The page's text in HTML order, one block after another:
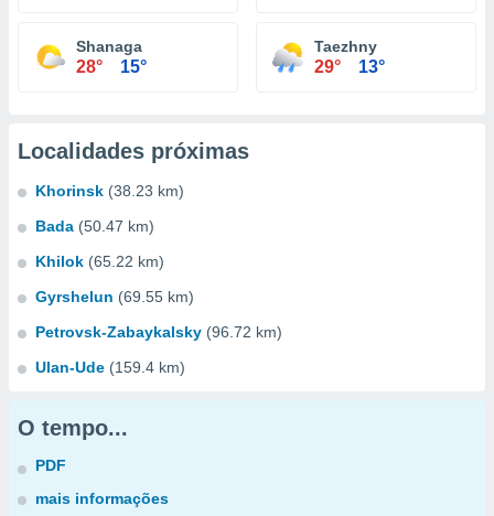
Shanaga
28° 15°
Taezhny
29° 13°
Localidades próximas
Khorinsk (38.23 km)
Bada (50.47 km)
Khilok (65.22 km)
Gyrshelun (69.55 km)
Petrovsk-Zabaykalsky (96.72 km)
Ulan-Ude (159.4 km)
O tempo...
PDF
mais informações